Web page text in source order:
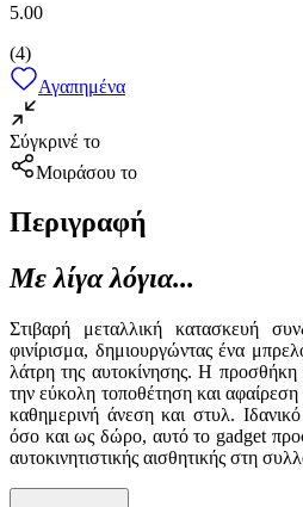
5.00
(4)
Αγαπημένα
Σύγκρινέ το
Μοιράσου το
Περιγραφή
Με λίγα λόγια...
Στιβαρή μεταλλική κατασκευή
φινίρισμα, δημιουργώντας ένα
λάτρη της αυτοκίνησης. Η προσθήκη
την εύκολη τοποθέτηση και
καθημερινή άνεση και στυλ.
όσο και ως δώρο, αυτό το gadget
αυτοκινητιστικής αισθητικής στη